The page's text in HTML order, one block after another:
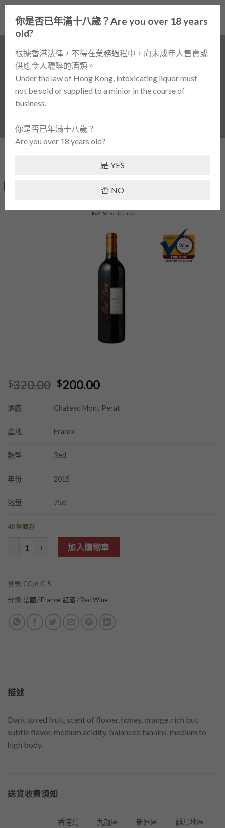
Skip
content
Chateau Mont Perat 2015
首頁 / 酒類產品 / WINES / 紅酒 / RED WINE /
$320.00 Original
was:
$200.00Current
is:
酒廠 Chateau Mont Perat
產地 France
類型 Red
年份 2015
溶量 75cl
48 件庫存
Chateau Mont Perat 2015 數量
加入購物車
貨號: CC/6-C-5
分類: 法國 / France,紅酒 / Red Wine
描述
Dark to red fruit, scent of flower, honey, orange, rich but
subtle flavor, medium acidity, balanced tannins, medium to
high body.
送貨收費須知
香港島 九龍區 新界區
離島地區
你是否已年滿十八歲？Are you over 18 years
old?
根據香港法律，不得在業務過程中，向未成年人售賣或
供應令人醺醉的酒類。
Under the law of Hong Kong, intoxicating liquor must
not be sold or supplied to a minior in the course of
business.
你是否已年滿十八歲？
Are you over 18 years old?
是 YES
否 NO